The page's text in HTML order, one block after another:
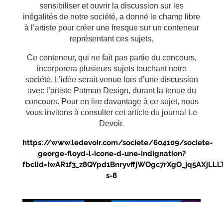
sensibiliser et ouvrir la discussion sur les
inégalités de notre société, a donné le champ libre
à l’artiste pour créer une fresque sur un conteneur
représentant ces sujets.
Ce conteneur, qui ne fait pas partie du concours,
incorporera plusieurs sujets touchant notre
société. L’idée serait venue lors d’une discussion
avec l’artiste Patman Design, durant la tenue du
concours. Pour en lire davantage à ce sujet, nous
vous invitons à consulter cet article du journal Le
Devoir.
https://www.ledevoir.com/societe/604109/societe-
george-floyd-l-icone-d-une-indignation?
s-8